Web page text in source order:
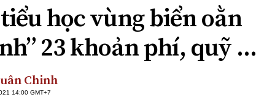
học vùng biển oằn
23 khoản phí, quỹ ...
Chinh
14:00 GMT+7